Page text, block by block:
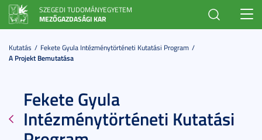
SZEGEDI TUDOMÁNYEGYETEM
MEZŐGAZDASÁGI KAR
Kutatás
Fekete Gyula Intézménytörténeti Kutatási Program
A Projekt Bemutatása
Fekete Gyula
Intézménytörténeti Kutatási